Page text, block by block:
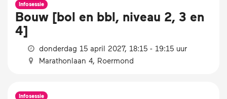
Infosessie
Bouw [bol en bbl, niveau 2, 3 en
4]
donderdag 15 april 2027, 18:15 - 19:15 uur
Marathonlaan 4, Roermond
Infosessie